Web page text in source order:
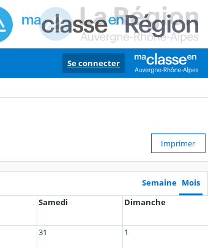
Se connecter
Imprimer
Semaine Mois
Samedi Dimanche
31 1